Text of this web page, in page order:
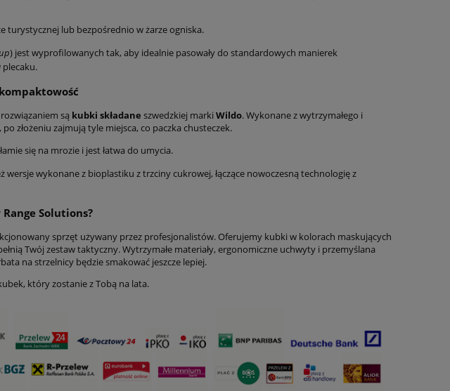
turystycznej lub bezpośrednio w żarze ogniska.
) jest wyprofilowanych tak, aby idealnie pasowały do standardowych manierek
plecaku.
są kubki składane szwedzkiej marki Wildo. Wykonane z wytrzymałego i
złożeniu zajmują tyle miejsca, co paczka chusteczek.
się na mrozie i jest łatwa do umycia.
wersje wykonane z bioplastiku z trzciny cukrowej, łączące nowoczesną technologię z
Solutions?
sprzęt używany przez profesjonalistów. Oferujemy kubki w kolorach maskujących
Twój zestaw taktyczny. Wytrzymałe materiały, ergonomiczne uchwyty i przemyślana
na strzelnicy będzie smakować jeszcze lepiej.
który zostanie z Tobą na lata.